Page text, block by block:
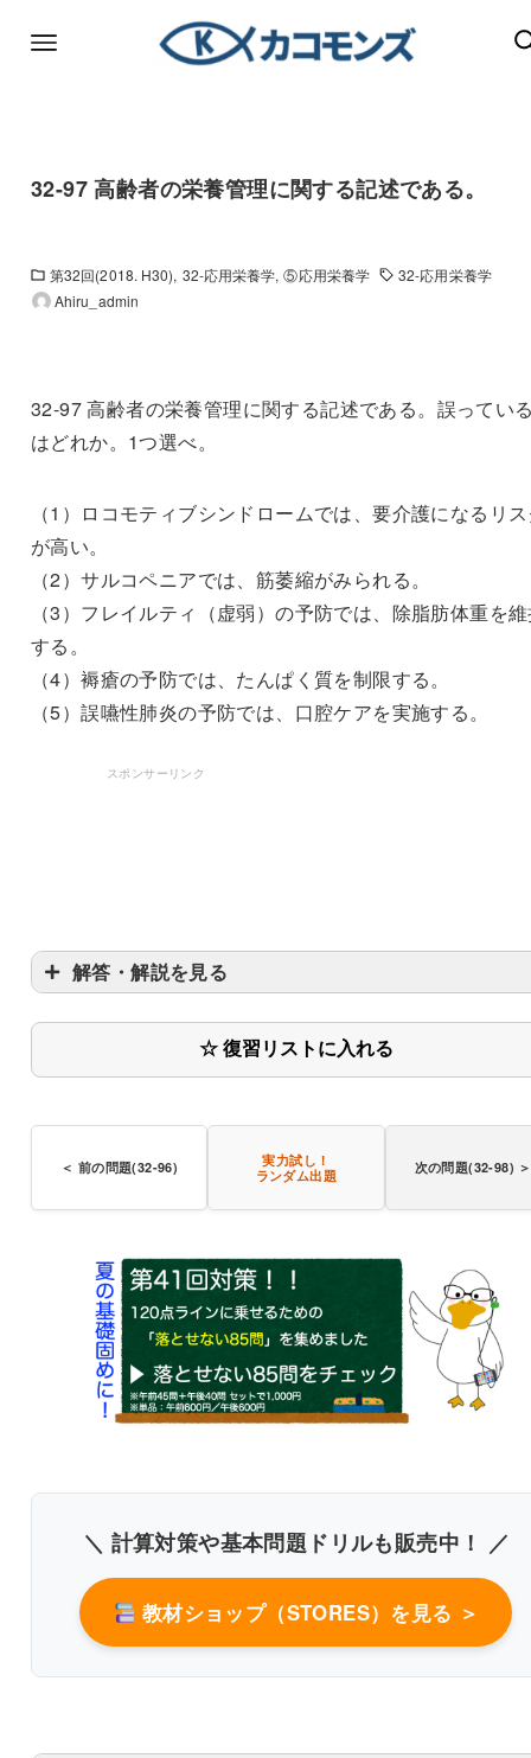
32-97 高齢者の栄養管理に関する記述である。
第32回(2018. H30) 32-応用栄養学 ⑤応用栄養学
32-応用栄養学
Ahiru_admin
32-97 高齢者の栄養管理に関する記述である。誤ってい
はどれか。1つ選べ。
（1）ロコモティブシンドロームでは、要介護になるリ
が高い。
（2）サルコペニアでは、筋萎縮がみられる。
（3）フレイルティ（虚弱）の予防では、除脂肪体重を
する。
（4）褥瘡の予防では、たんぱく質を制限する。
（5）誤嚥性肺炎の予防では、口腔ケアを実施する。
スポンサーリンク
解答・解説を見る
〇
☆ 復習リストに入れる
＜ 前の問題(32-96)
実力試し！
ランダム出題
次の問題(32-98) ＞
＼ 計算対策や基本問題ドリルも販売中！ ／
教材ショップ（STORES）を見る ＞